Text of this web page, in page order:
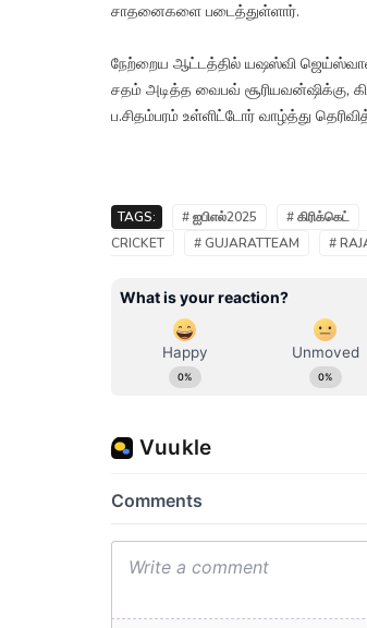
சாதனைகளை படைத்துள்ளார்.
நேற்றைய ஆட்டத்தில் யஷஸ்வி
சதம் அடித்த வைபவ் சூரியவன்ஷிக்கு,
ப.சிதம்பரம் உள்ளிட்டோர் வாழ்த்து
TAGS: # ஐபிஎல்2025 # கிரிக்கெட்
CRICKET
# GUJARATTEAM #